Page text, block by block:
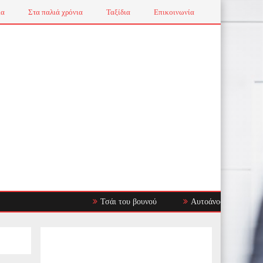
Στα παλιά χρόνια Ταξίδια Επικοινωνία
Τσάι του βουνού Αυτοάνοσα Νοσήματα: Όταν